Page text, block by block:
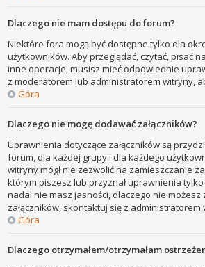
Dlaczego nie mam dostępu do forum?
Niektóre fora mogą być dostępne tylko dla
użytkowników. Aby przeglądać, czytać, pisać
inne operacje, musisz mieć odpowiednie
z moderatorem lub administratorem witryny,
Góra
Dlaczego nie mogę dodawać załączników?
Uprawnienia dotyczące załączników są
forum, dla każdej grupy i dla każdego
witryny mógł nie zezwolić na zamieszczanie
którym piszesz lub przyznał uprawnienia tylko
nadal nie masz jasności, dlaczego nie możesz
załączników, skontaktuj się z administratorem
Góra
Dlaczego otrzymałem/otrzymałam